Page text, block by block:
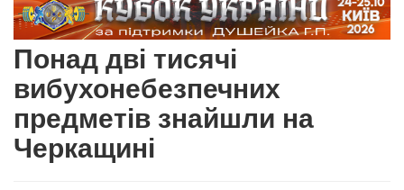
Понад дві тисячі
вибухонебезпечних
предметів знайшли на
Черкащині